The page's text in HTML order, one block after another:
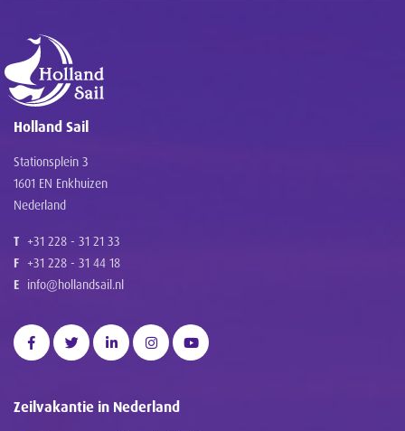
Holland Sail
Stationsplein 3
1601 EN Enkhuizen
Nederland
T +31 228 - 31 21 33
F +31 228 - 31 44 18
E info@hollandsail.nl
Zeilvakantie in Nederland